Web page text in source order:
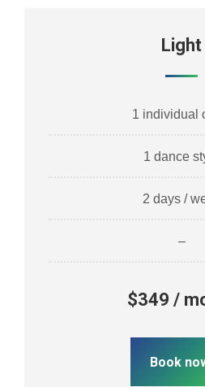
Light
1 individual
1 dance
2 days /
–
$349 /
Book